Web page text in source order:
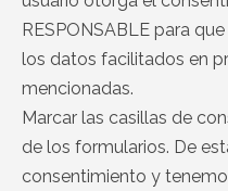
RESPONSABLE para
los datos facilitados en
mencionadas.
Marcar las casillas de
de los formularios. De
consentimiento y